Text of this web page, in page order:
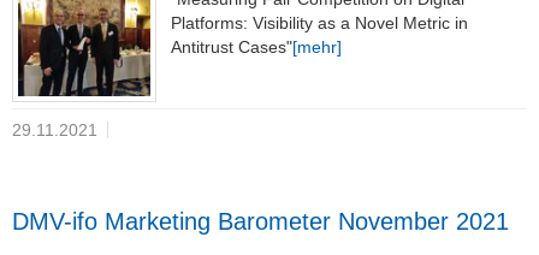
Platforms: Visibility as a Novel Metric in
Antitrust Cases"[mehr]
29.11.2021
DMV-ifo Marketing Barometer November 2021